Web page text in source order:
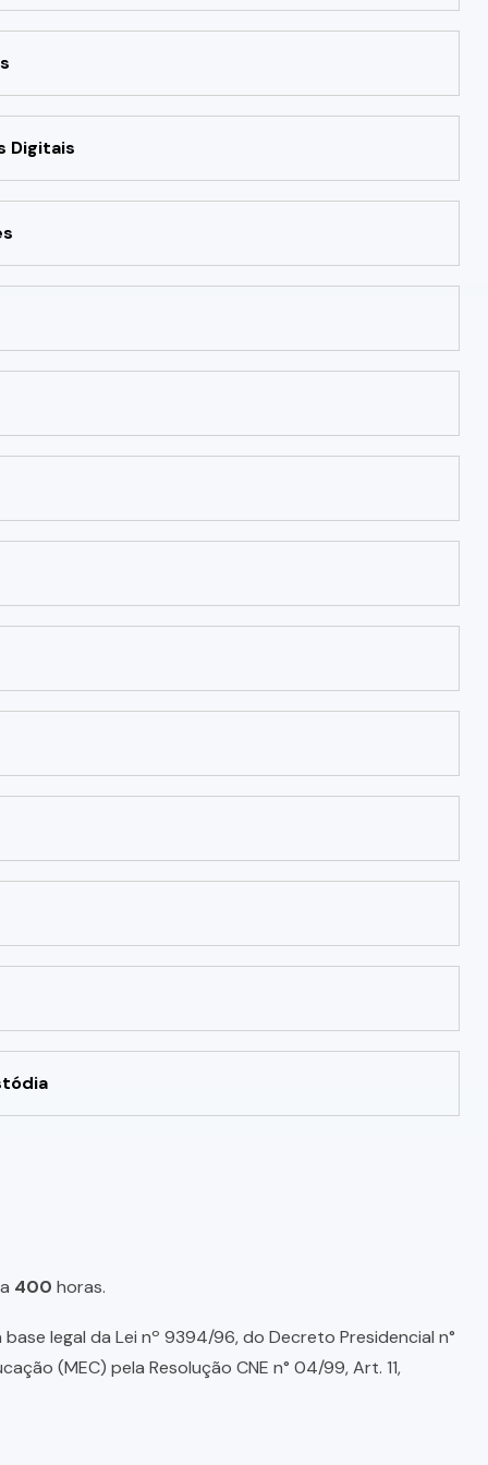
Digitais
400 horas.
legal da Lei nº 9394/96, do Decreto Presidencial n°
(MEC) pela Resolução CNE n° 04/99, Art. 11,